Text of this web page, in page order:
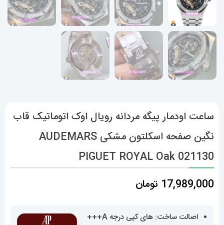
ساعت اودمار پیگه مردانه رویال اوک اتوماتیک قاب
نگین صفحه اسکلتون مشکی AUDEMARS
PIGUET ROYAL Oak 021130
17,989,000 تومان
اصالت ساخت: های کپی درجه A+++